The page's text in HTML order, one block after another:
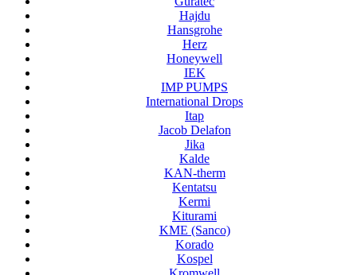
Hajdu
Hansgrohe
Herz
Honeywell
IEK
IMP PUMPS
International Drops
Itap
Jacob Delafon
Jika
Kalde
KAN-therm
Kentatsu
Kermi
Kiturami
KME (Sanco)
Korado
Kospel